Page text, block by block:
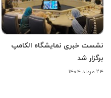
نشست خبری نمایشگاه الکامپ
برگزار شد
۲۴ مرداد ۱۴۰۴